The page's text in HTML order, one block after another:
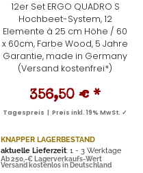
12er Set ERGO QUADRO S
Hochbeet-System, 12
Elemente à 25 cm Höhe / 60
x 60cm, Farbe Wood, 5 Jahre
Garantie, made in Germany
(Versand kostenfrei*)
356,50 € *
Tagespreis | Preis inkl. 19% MwSt. ✓
KNAPPER LAGERBESTAND
aktuelle Lieferzeit: 1 - 3 Werktage
Ab 250,-€ Lagerverkaufs-Wert
Versand kostenlos in Deutschland